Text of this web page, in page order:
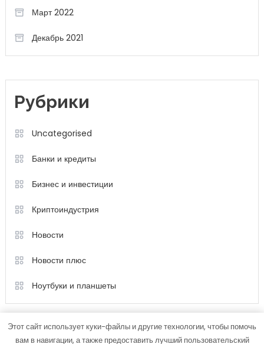
Март 2022
Декабрь 2021
Рубрики
Uncategorised
Банки и кредиты
Бизнес и инвестиции
Криптоиндустрия
Новости
Новости плюс
Ноутбуки и планшеты
Этот сайт использует куки-файлы и другие технологии, чтобы помочь
вам в навигации, а также предоставить лучший пользовательский